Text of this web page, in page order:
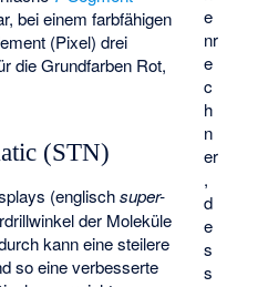
e
nr
e
c
h
n
er
,
d
e
s
s
bei einem farbfähigen
(Pixel) drei
die Grundfarben Rot,
(STN)
(englischsuper-
der Moleküle
kann eine steilere
so eine verbesserte